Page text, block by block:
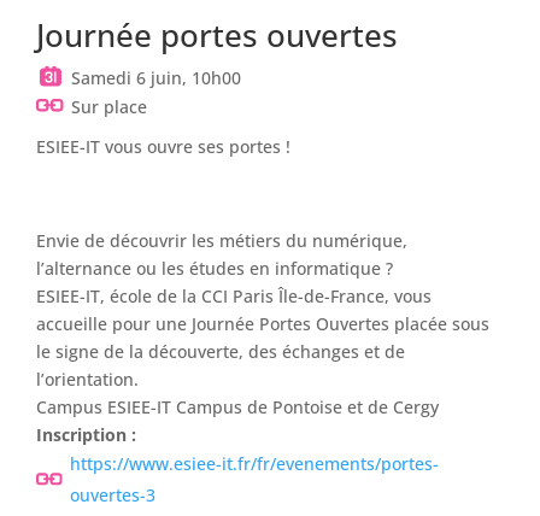
Journée portes ouvertes
Samedi 6 juin, 10h00
Sur place
ESIEE-IT vous ouvre ses portes !
Envie de découvrir les métiers du numérique,
l’alternance ou les études en informatique ?
ESIEE-IT, école de la CCI Paris Île-de-France, vous
accueille pour une Journée Portes Ouvertes placée sous
le signe de la découverte, des échanges et de
l’orientation.
Campus ESIEE-IT Campus de Pontoise et de Cergy
Inscription :
https://www.esiee-it.fr/fr/evenements/portes-
ouvertes-3